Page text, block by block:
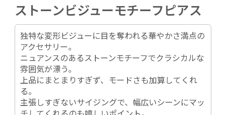
ストーンビジューモチーフピアス
独特な変形ビジューに目を奪われる華やかさ満点の
アクセサリー。
ニュアンスのあるストーンモチーフでクラシカルな
雰囲気が漂う。
上品にまとまりすぎず、モードさも加算してくれ
る。
主張しすぎないサイジングで、幅広いシーンにマッ